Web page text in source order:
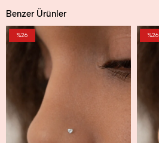
Benzer Ürünler
%26 %26